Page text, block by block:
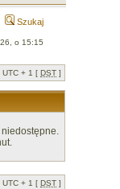
Szukaj
o 15:15
UTC + 1 [DST ]
niedostępne.
UTC + 1 [DST ]